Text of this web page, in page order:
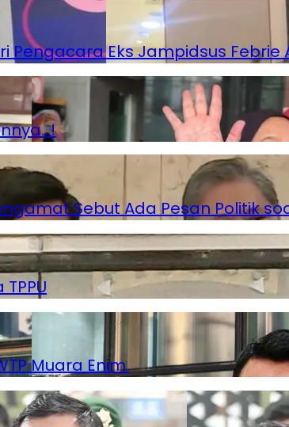
Eks Jampidsus Febrie
Sebut Ada Pesan Politik
Muara Enim